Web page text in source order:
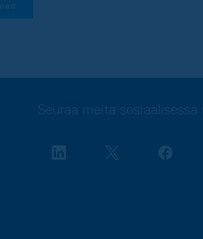
Seuraa meitä sosiaalisessa